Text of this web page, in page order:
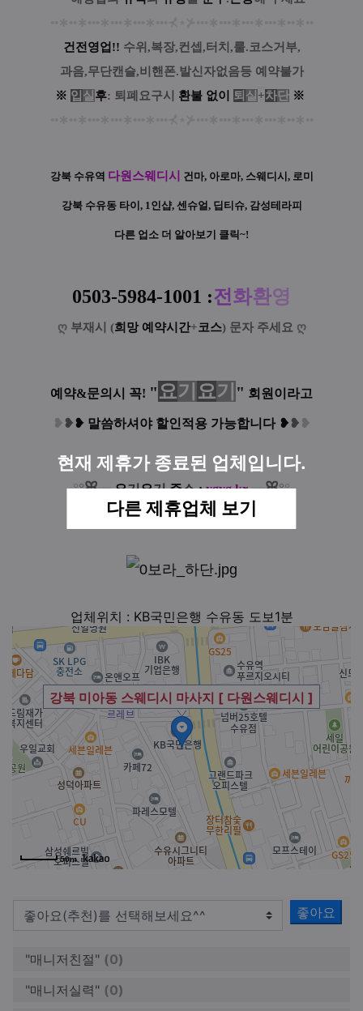
현재 제휴가 종료된 업체입니다.
다른 제휴업체 보기
건전영업!! 수위,복장,컨셉,터치,룰.코스거부,
과음,무단캔슬,비핸폰.발신자없음등 예약불가
※ 입 실 후: 퇴폐요구시 환불 없이 퇴 실 +차단 ※
강북 수유역 다원스웨디시 건마, 아로마, 스웨디시, 로미
강북 수유동 타이, 1인샵, 센슈얼, 딥티슈, 감성테라피
다른 업소 더 알아보기 클릭~!
0503-5984-1001 :전화환영
ღ 부재시 (희망 예약시간+코스) 문자 주세요 ღ
예약&문의시 꼭! "요기 요기 " 회원이라고
❥ ❥❥ 말씀하셔야 할인적용 가능합니다 ❥❥ ❥
°°ꕤ┈요기요기주소: ygyg.kr ┈ꕤ°°
업체위치 : KB국민은행 수유동 도보1분
강북 미아동 스웨디시 마사지 [ 다원스웨디시 ]
50m
좋아요
"매니저친절" (0)
"매니저실력" (0)